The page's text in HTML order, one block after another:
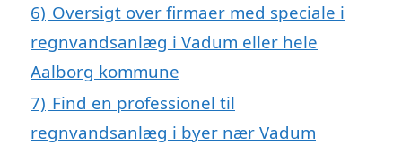
6) Oversigt over firmaer med speciale i
regnvandsanlæg i Vadum eller hele
Aalborg kommune
7) Find en professionel til
regnvandsanlæg i byer nær Vadum